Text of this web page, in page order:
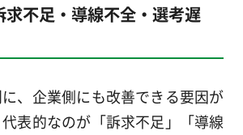
不足・導線不全・選考遅
、企業側にも改善できる要因が
表的なのが「訴求不足」「導線